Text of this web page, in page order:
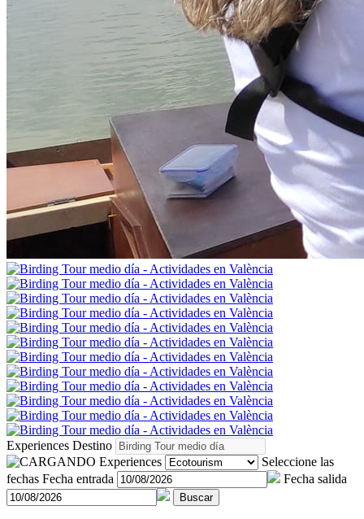
Experiences Destino
Experiences
Seleccione las
fechas Fecha entrada Fecha salida
Buscar